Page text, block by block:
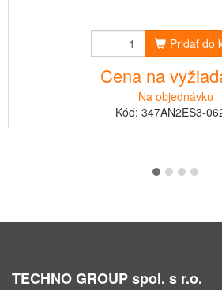
Pridať do
Cena na
Na objednávku
Kód: 347AN2ES3-
TECHNO GROUP spol. s r.o.